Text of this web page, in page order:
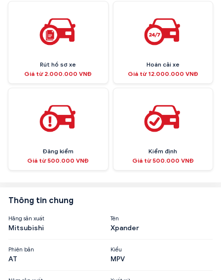
Rút hồ sơ xe
Giá từ 2.000.000 VNĐ
Hoán cải xe
Giá từ 12.000.000 VNĐ
Đăng kiểm
Giá từ 500.000 VNĐ
Kiểm định
Giá từ 500.000 VNĐ
Thông tin chung
Hãng sản xuất
Mitsubishi
Tên
Xpander
Phiên bản
AT
Kiểu
MPV